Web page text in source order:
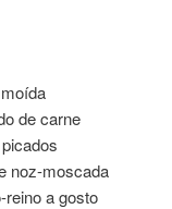
de carne
noz-moscada
reino a gosto